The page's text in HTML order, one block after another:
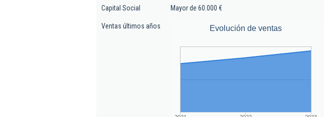
Capital Social Mayor de 60.000 €
Ventas últimos años Evolución de ventas